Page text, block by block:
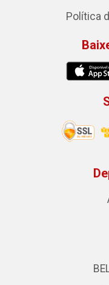
Política